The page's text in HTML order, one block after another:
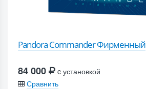
Pandora Commander Фирменный
84 000
c установкой
Сравнить